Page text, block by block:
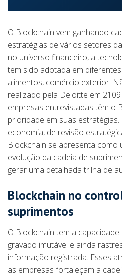
O Blockchain vem ganhando
estratégias de vários setores
no universo financeiro, a
tem sido adotada em
alimentos, comércio exterior.
realizado pela Deloitte em
empresas entrevistadas têm o
prioridade em suas
economia, de revisão
Blockchain se apresenta como
evolução da cadeia de
gerar uma detalhada trilha de
Blockchain no
suprimentos
O Blockchain tem a
gravado imutável e ainda
informação registrada. Esses
as empresas fortaleçam a